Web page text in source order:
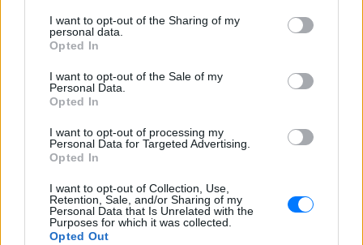
I want to opt-out of the Sharing of my
personal data.
Opted In
I want to opt-out of the Sale of my
Personal Data.
Opted In
I want to opt-out of processing my
Personal Data for Targeted Advertising.
Opted In
I want to opt-out of Collection, Use,
Retention, Sale, and/or Sharing of my
Personal Data that Is Unrelated with the
Purposes for which it was collected.
Opted Out
και μάθετε πρώτοι τα πιο hot νέα.
και ότι σου κάνει κλικ!
ΔΙΑΦΗΜΙΣΗ